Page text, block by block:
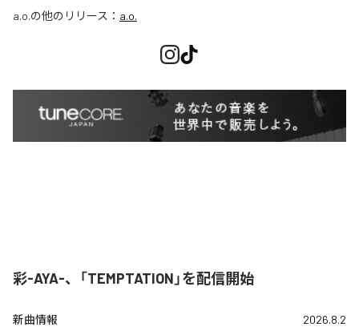
a.o.の他のリリース： a.o.
彩-AYA-、「TEMPTATION」を配信開始
新曲情報 2026.8.2